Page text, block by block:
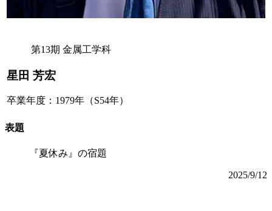
第13期 金属工学科
星田 芳宏
卒業年度：1979年（S54年）
表題
『夏休み』の宿題
2025/9/12